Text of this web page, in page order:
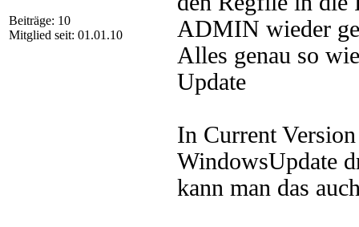
Beiträge: 10
Mitglied seit: 01.01.10
ADMIN wieder
Alles genau so
Update
In Current
WindowsUpdate
kann man das